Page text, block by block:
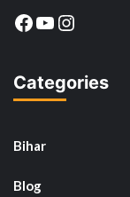
Facebook
YouTube
Categories
Bihar
Blog